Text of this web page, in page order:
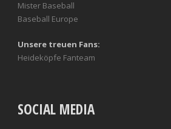
Mister Baseball
Baseball Europe
Unsere treuen Fans:
Heideköpfe Fanteam
SOCIAL MEDIA